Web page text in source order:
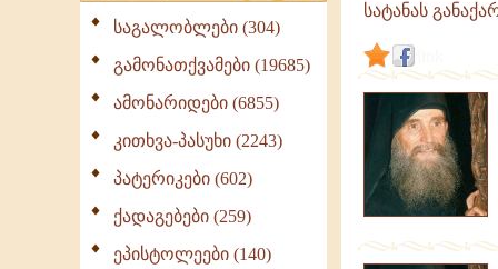
საგალობლები (304)
გამონათქვამები (19685)
ამონარიდები (6855)
კითხვა-პასუხი (2243)
პატერიკები (602)
ქადაგებები (259)
ეპისტოლეები (140)
სატანას